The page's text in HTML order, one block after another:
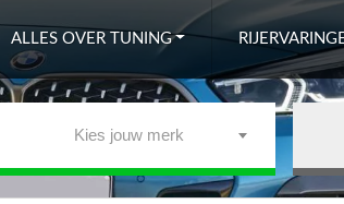
ALLES OVER TUNING
Kies jouw merk